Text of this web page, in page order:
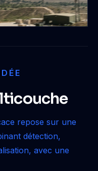
repose sur une
détection,
avec une